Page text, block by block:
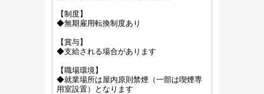
【制度】
◆無期雇用転換制度あり
【賞与】
◆支給される場合があります
【職場環境】
◆就業場所は屋内原則禁煙（一部は喫煙専
用室設置）となります